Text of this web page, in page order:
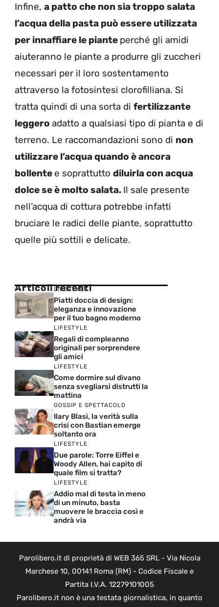
Infine, a patto che non sia troppo salata
l’acqua della pasta può essere utilizzata
per innaffiare le piante perché gli amidi
aiuteranno le piante a produrre gli zuccheri
necessari per il loro sostentamento
attraverso la fotosintesi clorofilliana. Si
tratta quindi di una sorta di fertilizzante
leggero adatto a qualsiasi tipo di pianta e di
terreno. Le raccomandazioni sono di non
utilizzare l’acqua quando è ancora
bollente e soprattutto diluirla con acqua
dolce se è molto salata. Il sale presente
nell’acqua di cottura potrebbe infatti
bruciare le radici delle piante, soprattutto
quelle più sottili e delicate.
Articoli recenti
LIFESTYLE
Piatti doccia di design:
eleganza e innovazione
per il tuo bagno moderno
LIFESTYLE
Regali di compleanno
originali per sorprendere
gli amici
LIFESTYLE
Come dormire sul divano
senza svegliarsi distrutti la
mattina
GOSSIP E SPETTACOLO
Ilary Blasi, la verità sulla
crisi con Bastian emerge
soltanto ora
LIFESTYLE
Due parole: Torre Eiffel e
Woody Allen, hai capito di
quale film si tratta?
LIFESTYLE
Addio mal di testa in meno
di un minuto, basta
muovere le braccia così e
andrà via
Parolibero.it di proprietà di WEB 365 SRL - Via Nicola
Marchese 10, 00141 Roma (RM) - Codice Fiscale e
Partita I.V.A. 12279101005
Parolibero.it non è una testata giornalistica, in quanto